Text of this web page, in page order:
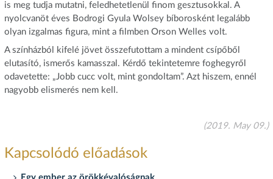
is meg tudja mutatni, feledhetetlenül finom gesztusokkal. A
nyolcvanöt éves Bodrogi Gyula Wolsey bíborosként legalább
olyan izgalmas figura, mint a filmben Orson Welles volt.
A színházból kifelé jövet összefutottam a mindent csípőből
elutasító, ismerős kamasszal. Kérdő tekintetemre foghegyről
odavetette: „Jobb cucc volt, mint gondoltam”. Azt hiszem, ennél
nagyobb elismerés nem kell.
(2019. May 09.)
Kapcsolódó előadások